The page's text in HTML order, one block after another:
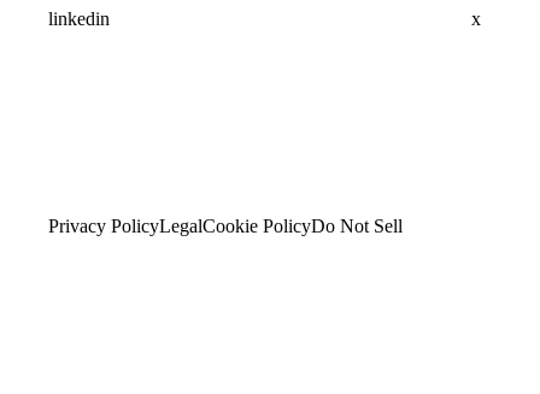
linkedin x
Privacy PolicyLegalCookie PolicyDo Not Sell